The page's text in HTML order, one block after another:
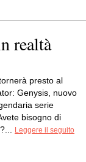
realtà
presto al
Genysis, nuovo
serie
bisogno di
Leggere il seguito